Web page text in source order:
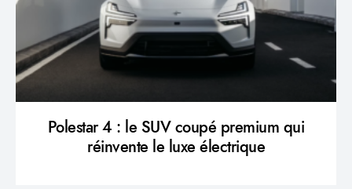
Polestar 4 : le SUV coupé premium qui
réinvente le luxe électrique